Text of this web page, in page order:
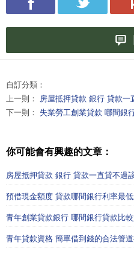
自訂分類：
上一則： 房屋抵押貸款 銀行 貸款一
下一則： 失業勞工創業貸款 哪間銀
你可能會有興趣的文章：
房屋抵押貸款 銀行 貸款一直貸不過
預借現金額度 貸款哪間銀行利率最
青年創業貸款銀行 哪間銀行貸款比
青年貸款資格 簡單借到錢的合法管